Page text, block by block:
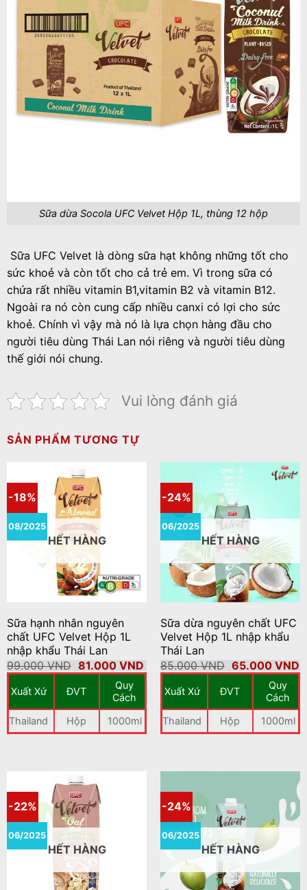
Sữa dừa Socola UFC Velvet Hộp 1L, thùng 12 hộp
Sữa UFC Velvet là dòng sữa hạt không những tốt cho
sức khoẻ và còn tốt cho cả trẻ em. Vì trong sữa có
chứa rất nhiều vitamin B1,vitamin B2 và vitamin B12.
Ngoài ra nó còn cung cấp nhiều canxi có lợi cho sức
khoẻ. Chính vì vậy mà nó là lựa chọn hàng đầu cho
người tiêu dùng Thái Lan nói riêng và người tiêu dùng
thế giới nói chung.
Vui lòng đánh giá
SẢN PHẨM TƯƠNG TỰ
-18%
08/2025
HẾT HÀNG
Sữa hạnh nhân nguyên
chất UFC Velvet Hộp 1L
nhập khẩu Thái Lan
99.000VND Giá
gốc
là:
99.000 VND.
81.000 VNDGiá
hiện
81.000 VND.
Xuất Xứ ĐVT
Quy
Cách
Thailand
Hộp 1000ml
-24%
06/2025
HẾT HÀNG
Sữa dừa nguyên chất UFC
Velvet Hộp 1L nhập khẩu
Thái Lan
85.000VND Giá
gốc
là:
85.000 VND.
65.000 VND
Xuất Xứ ĐVT
Quy
Cách
Thailand
Hộp 1000ml
-22%
06/2025
HẾT HÀNG
-24%
06/2025
HẾT HÀNG